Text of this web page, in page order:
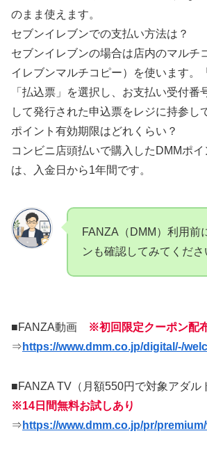
のまま使えます。
セブンイレブンでの支払い方法は？
セブンイレブンの場合は店内のマルチ
イレブンマルチコピー）を使います。
「払込票」を選択し、お支払い受付番
して発行された申込票をレジに持参し
ポイント有効期限はどれくらい？
コンビニ店頭払いで購入したDMMポ
は、入金日から1年間です。
FANZA（DMM）利用前
ンも確認してみてくださ
■FANZA動画
※初回限定クーポン配
⇒ https://www.dmm.co.jp/digital/-/
■FANZA TV（月額550円で対象アダル
※14日間無料お試しあり
⇒ https://www.dmm.co.jp/pr/